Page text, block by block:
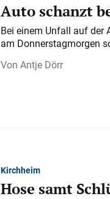
Auto schanzt
Bei einem Unfall auf der
am Donnerstagmorgen
Antje Dörr
Kirchheim
Hose samt